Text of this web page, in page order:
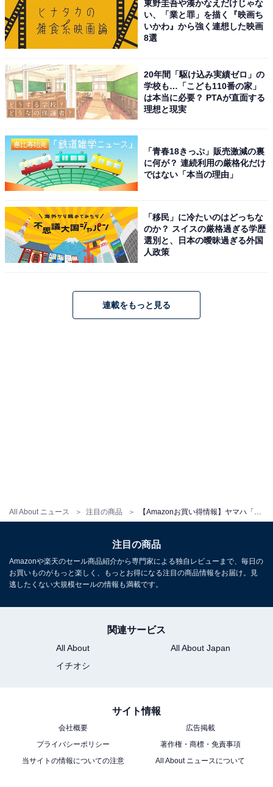
All About ニュース 注目の商品
けなので、外出先のカフェの個室ブースなどでも大
活躍しています
在宅勤務やオンライン会議が多く、イヤホンやヘッドセ
ットによる耳の疲れ・痛みに悩まされている人はもちろ
ん、フリーランスや出張の多いビジネスパーソンで「ど
は、これ以上ない最高峰のポータブルスピーカーフォン
です。
あわせて読みたい
【Amazonお買い得情報】DENON「サウン
ドバー」が特別価格で登場中【5月25日】
ヤマハ YAMAHA ゲーム/配信用オーディオミキサー ゲー
ヤマハ「YAR30 CYBERTEX2」
東野圭吾や湊かなえだけじゃな
い、「業と罪」を描く『映画ち
いかわ』から強く連想した映画
8選
20年間「駆け込み実績ゼロ」の
学校も…「こども110番の家」
は本当に必要？ PTAが直面する
理想と現実
「青春18きっぷ」販売激減の裏
に何が？ 連続利用の厳格化だけ
ではない「本当の理由」
「移民」に冷たいのはどっちな
のか？ スイスの厳格過ぎる学歴
選別と、日本の曖昧過ぎる外国
人政策
連載をもっと見る
注目の商品
Amazonや楽天のセール商品紹介から専門家による独自レビューまで、毎日の
お買いものがもっと楽しく、もっとお得になる注目の商品情報をお届け。見
逃したくない大規模セールの情報も満載です。
関連サービス
All About
All About Japan
イチオシ
サイト情報
会社概要
広告掲載
プライバシーポリシー
著作権・商標・免責事項
当サイトの情報についての注意
All About ニュースについて